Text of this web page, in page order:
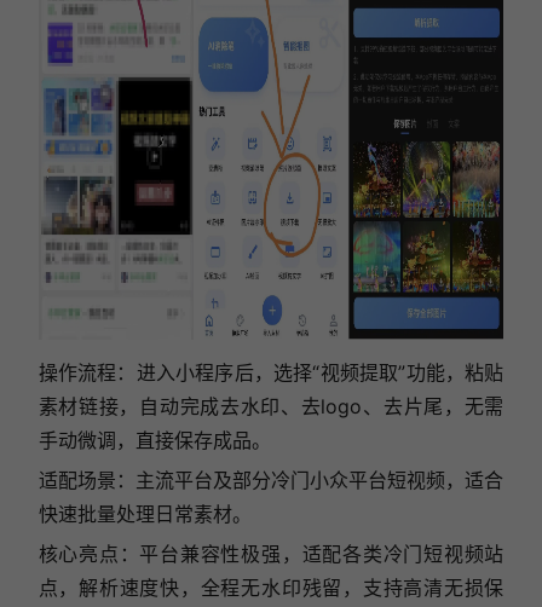
操作流程：进入小程序后，选择“视频提取”功能，粘贴
素材链接，自动完成去水印、去logo、去片尾，无需
手动微调，直接保存成品。
适配场景：主流平台及部分冷门小众平台短视频，适合
快速批量处理日常素材。
核心亮点：平台兼容性极强，适配各类冷门短视频站
点，解析速度快，全程无水印残留，支持高清无损保